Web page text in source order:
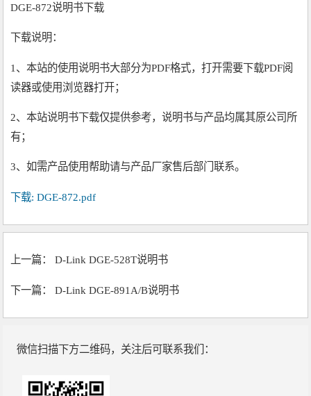
DGE-872说明书下载
下载说明：
1、本站的使用说明书大部分为PDF格式，打开需要下载PDF阅
读器或使用浏览器打开；
2、本站说明书下载仅提供参考，说明书与产品均属其原公司所
有；
3、如需产品使用帮助请与产品厂家售后部门联系。
下载: DGE-872.pdf
上一篇：D-Link DGE-528T说明书
下一篇：D-Link DGE-891A/B说明书
微信扫描下方二维码，关注后可联系我们：